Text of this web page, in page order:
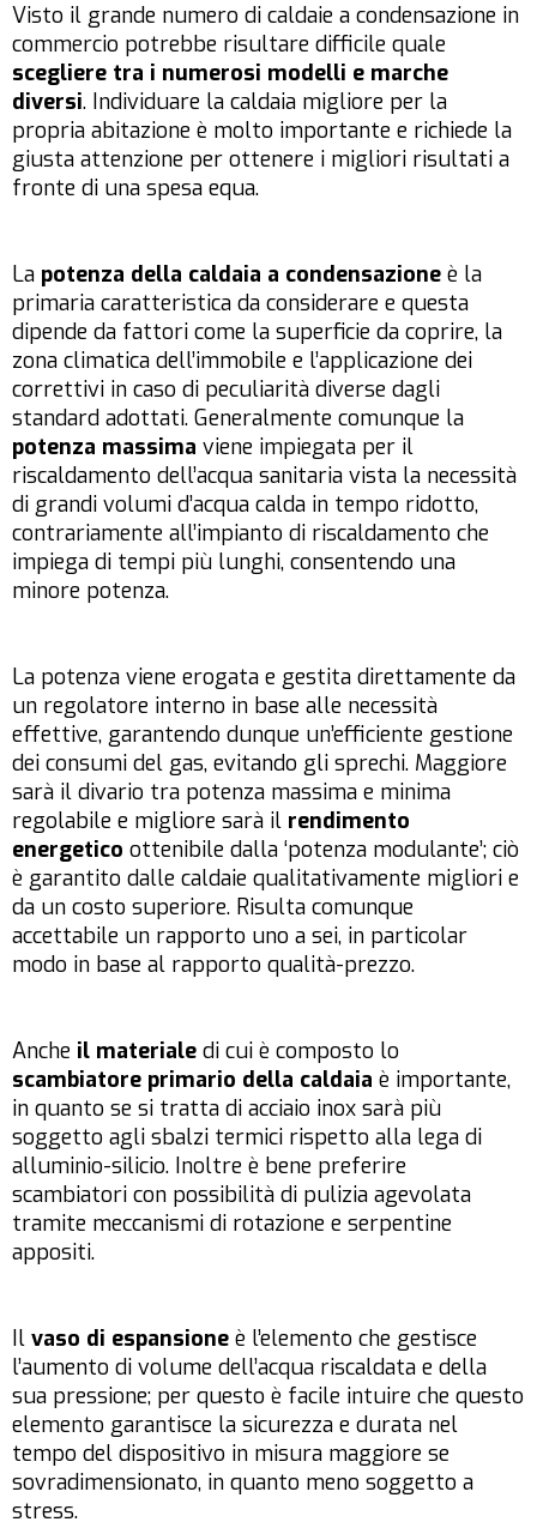
Visto il grande numero di caldaie a condensazione in
commercio potrebbe risultare difficile quale
scegliere tra i numerosi modelli e marche
diversi. Individuare la caldaia migliore per la
propria abitazione è molto importante e richiede la
giusta attenzione per ottenere i migliori risultati a
fronte di una spesa equa.
La potenza della caldaia a condensazione è la
primaria caratteristica da considerare e questa
dipende da fattori come la superficie da coprire, la
zona climatica dell’immobile e l’applicazione dei
correttivi in caso di peculiarità diverse dagli
standard adottati. Generalmente comunque la
potenza massima viene impiegata per il
riscaldamento dell’acqua sanitaria vista la necessità
di grandi volumi d’acqua calda in tempo ridotto,
contrariamente all’impianto di riscaldamento che
impiega di tempi più lunghi, consentendo una
minore potenza.
La potenza viene erogata e gestita direttamente da
un regolatore interno in base alle necessità
effettive, garantendo dunque un’efficiente gestione
dei consumi del gas, evitando gli sprechi. Maggiore
sarà il divario tra potenza massima e minima
regolabile e migliore sarà il rendimento
energetico ottenibile dalla ‘potenza modulante’; ciò
è garantito dalle caldaie qualitativamente migliori e
da un costo superiore. Risulta comunque
accettabile un rapporto uno a sei, in particolar
modo in base al rapporto qualità-prezzo.
Anche il materiale di cui è composto lo
scambiatore primario della caldaia è importante,
in quanto se si tratta di acciaio inox sarà più
soggetto agli sbalzi termici rispetto alla lega di
alluminio-silicio. Inoltre è bene preferire
scambiatori con possibilità di pulizia agevolata
tramite meccanismi di rotazione e serpentine
appositi.
Il vaso di espansione è l’elemento che gestisce
l’aumento di volume dell’acqua riscaldata e della
sua pressione; per questo è facile intuire che questo
elemento garantisce la sicurezza e durata nel
tempo del dispositivo in misura maggiore se
sovradimensionato, in quanto meno soggetto a
stress.